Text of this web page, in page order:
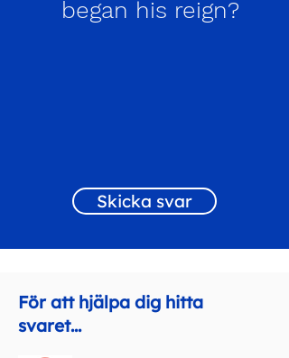
began his reign?
Skicka svar
För att hjälpa dig hitta
svaret...